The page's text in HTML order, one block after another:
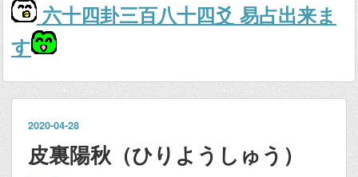
六十四卦三百八十四爻 易占出来ま
す
2020-04-28
皮裏陽秋（ひりようしゅう）